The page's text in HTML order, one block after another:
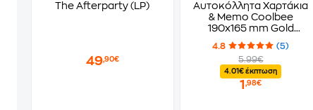
The Afterparty (LP)
49,90€
Αυτοκόλλητα Χαρτάκια
& Memo Coolbee
190x165 mm Gold
Pineapple (70 Φύλλων -
1 Τεμάχιο)
4.8
(5)
5.99€
4.01€ έκπτωση
1,98€